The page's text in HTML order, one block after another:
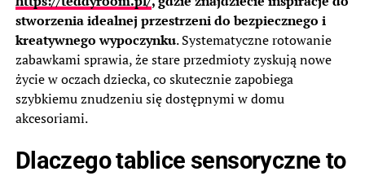
stworzenia idealnej przestrzeni do bezpiecznego i
kreatywnego wypoczynku. Systematyczne rotowanie
zabawkami sprawia, że stare przedmioty zyskują nowe
życie w oczach dziecka, co skutecznie zapobiega
szybkiemu znudzeniu się dostępnymi w domu
akcesoriami.
Dlaczego tablice sensoryczne to